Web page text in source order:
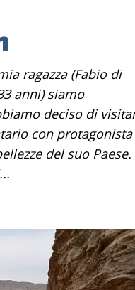
anni) siamo
deciso di
con
del suo Paese.